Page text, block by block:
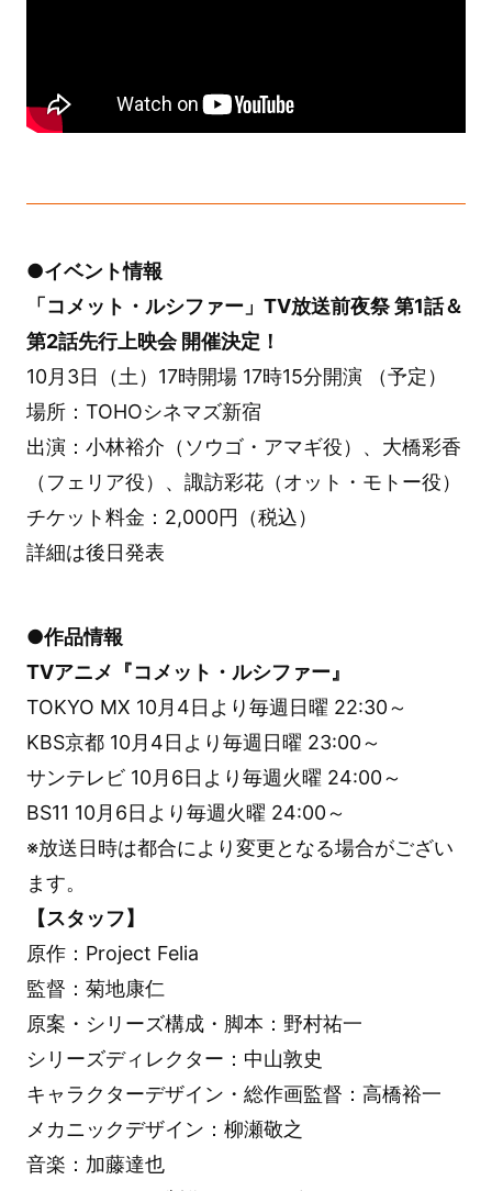
●イベント情報
「コメット・ルシファー」TV放送前夜祭 第1話＆
第2話先行上映会 開催決定！
10月3日（土）17時開場 17時15分開演 （予定）
場所：TOHOシネマズ新宿
出演：小林裕介（ソウゴ・アマギ役）、大橋彩香
（フェリア役）、諏訪彩花（オット・モトー役）
チケット料金：2,000円（税込）
詳細は後日発表
●作品情報
TVアニメ『コメット・ルシファー』
TOKYO MX 10月4日より毎週日曜 22:30～
KBS京都 10月4日より毎週日曜 23:00～
サンテレビ 10月6日より毎週火曜 24:00～
BS11 10月6日より毎週火曜 24:00～
※放送日時は都合により変更となる場合がござい
ます。
【スタッフ】
原作：Project Felia
監督：菊地康仁
原案・シリーズ構成・脚本：野村祐一
シリーズディレクター：中山敦史
キャラクターデザイン・総作画監督：高橋裕一
メカニックデザイン：柳瀬敬之
音楽：加藤達也